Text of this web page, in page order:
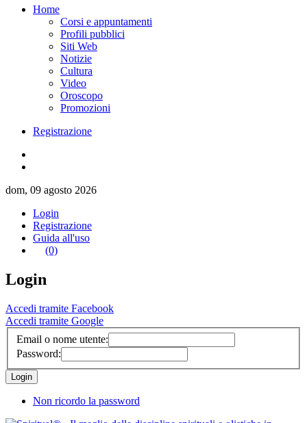
Home
Corsi e appuntamenti
Profili pubblici
Siti Web
Notizie
Cultura
Video
Oroscopo
Promozioni
Registrazione
dom, 09 agosto 2026
Login
Registrazione
Guida all'uso
(0)
Login
Accedi tramite Facebook
Accedi tramite Google
Email o nome utente:
Password:
Non ricordo la password